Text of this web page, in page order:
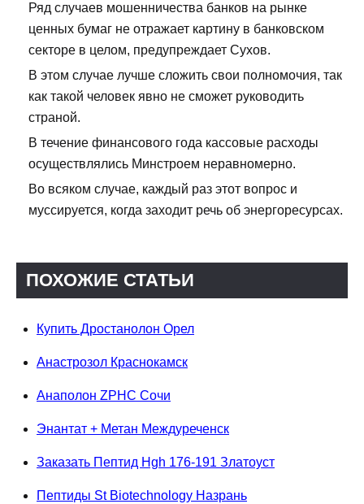
Ряд случаев мошенничества банков на рынке
ценных бумаг не отражает картину в банковском
секторе в целом, предупреждает Сухов.
В этом случае лучше сложить свои полномочия, так
как такой человек явно не сможет руководить
страной.
В течение финансового года кассовые расходы
осуществлялись Минстроем неравномерно.
Во всяком случае, каждый раз этот вопрос и
муссируется, когда заходит речь об энергоресурсах.
ПОХОЖИЕ СТАТЬИ
Купить Дростанолон Орел
Анастрозол Краснокамск
Анаполон ZPHC Сочи
Энантат + Метан Междуреченск
Заказать Пептид Hgh 176-191 Златоуст
Пептиды St Biotechnology Назрань